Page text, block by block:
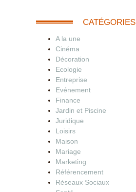
CATÉGORIES
A la une
Cinéma
Décoration
Ecologie
Entreprise
Evénement
Finance
Jardin et Piscine
Juridique
Loisirs
Maison
Mariage
Marketing
Référencement
Réseaux Sociaux